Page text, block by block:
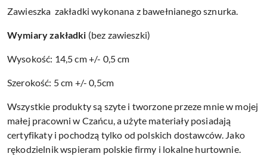
Zawieszka zakładki wykonana z bawełnianego sznurka.
Wymiary zakładki (bez zawieszki)
Wysokość: 14,5 cm +/- 0,5 cm
Szerokość: 5 cm +/- 0,5cm
Wszystkie produkty są szyte i tworzone przeze mnie w mojej
małej pracowni w Czańcu, a użyte materiały posiadają
certyfikaty i pochodzą tylko od polskich dostawców. Jako
rękodzielnik wspieram polskie firmy i lokalne hurtownie.